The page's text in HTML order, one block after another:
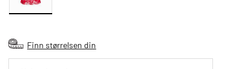
Finn størrelsen din